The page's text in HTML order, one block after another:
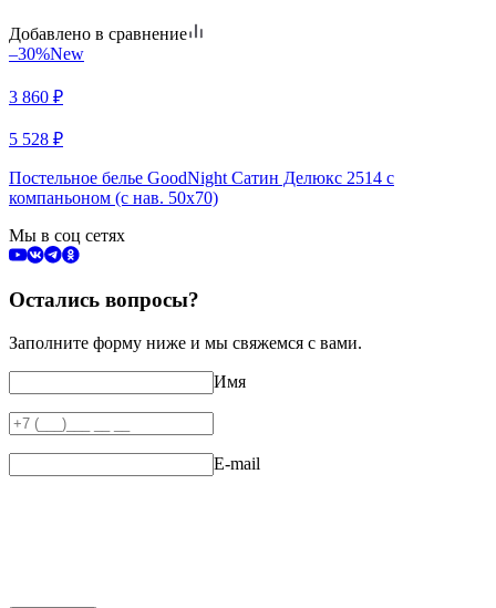
Добавлено в сравнение
–30%New
3 860 ₽
5 528 ₽
Постельное белье GoodNight Сатин Делюкс 2514 с
компаньоном (с нав. 50х70)
Мы в соц сетях
Остались вопросы?
Заполните форму ниже и мы свяжемся с вами.
Имя
E-mail